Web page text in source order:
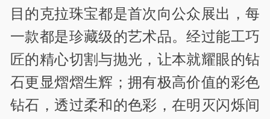
目的克拉珠宝都是首次向公众展出，每
一款都是珍藏级的艺术品。经过能工巧
匠的精心切割与抛光，让本就耀眼的钻
石更显熠熠生辉；拥有极高价值的彩色
钻石，透过柔和的色彩，在明灭闪烁间